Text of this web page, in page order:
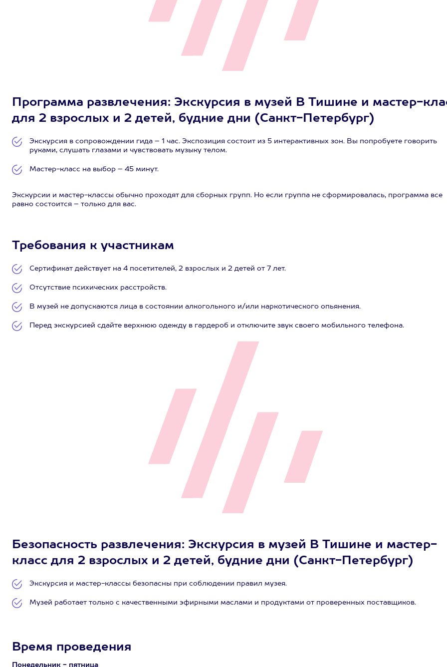
Программа развлечения: Экскурсия в музей В Тишине и мастер-
для 2 взрослых и 2 детей, будние дни (Санкт-Петербург)
Экскурсия в сопровождении гида – 1 час. Экспозиция состоит из 5 интерактивных зон. Вы попробуете говорить
руками, слушать глазами и чувствовать музыку телом.
Мастер-класс на выбор – 45 минут.
Экскурсии и мастер-классы обычно проходят для сборных групп. Но если группа не сформировалась, программа все
равно состоится – только для вас.
Требования к участникам
Сертификат действует на 4 посетителей, 2 взрослых и 2 детей от 7 лет.
Отсутствие психических расстройств.
В музей не допускаются лица в состоянии алкогольного и/или наркотического опьянения.
Перед экскурсией сдайте верхнюю одежду в гардероб и отключите звук своего мобильного телефона.
Безопасность развлечения: Экскурсия в музей В Тишине и мастер-
класс для 2 взрослых и 2 детей, будние дни (Санкт-Петербург)
Экскурсия и мастер-классы безопасны при соблюдении правил музея.
Музей работает только с качественными эфирными маслами и продуктами от проверенных поставщиков.
Время проведения
Понедельник - пятница